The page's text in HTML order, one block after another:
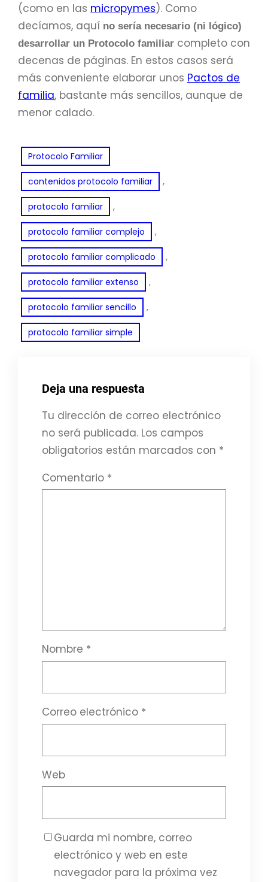
(como en las micropymes). Como
decíamos, aquí no sería necesario (ni lógico)
desarrollar un Protocolo familiar completo con
decenas de páginas. En estos casos será
más conveniente elaborar unos Pactos de
familia, bastante más sencillos, aunque de
menor calado.
Protocolo Familiar
contenidos protocolo familiar ,
protocolo familiar ,
protocolo familiar complejo ,
protocolo familiar complicado ,
protocolo familiar extenso ,
protocolo familiar sencillo ,
protocolo familiar simple
Deja una respuesta
Tu dirección de correo electrónico
no será publicada. Los campos
obligatorios están marcados con *
Comentario *
Nombre *
Correo electrónico *
Web
Guarda mi nombre, correo
electrónico y web en este
navegador para la próxima vez